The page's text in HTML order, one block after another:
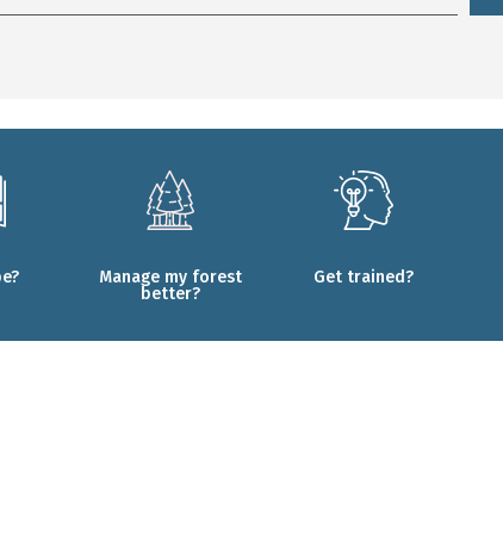
Manage my forest
better?
Get trained?